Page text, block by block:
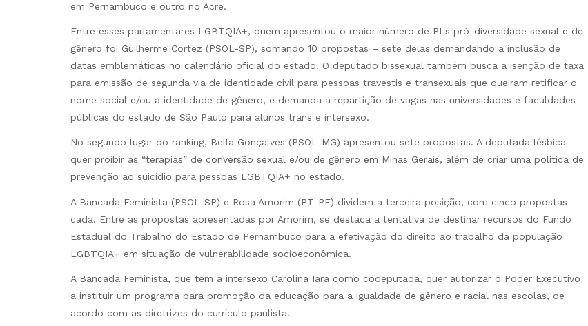
em Pernambuco e outro no Acre.
Entre esses parlamentares LGBTQIA+, quem apresentou o maior número de PLs pró-diversidade sexual e de
gênero foi Guilherme Cortez (PSOL-SP), somando 10 propostas – sete delas demandando a inclusão de
datas emblemáticas no calendário oficial do estado. O deputado bissexual também busca a isenção de taxa
para emissão de segunda via de identidade civil para pessoas travestis e transexuais que queiram retificar o
nome social e/ou a identidade de gênero, e demanda a repartição de vagas nas universidades e faculdades
públicas do estado de São Paulo para alunos trans e intersexo.
No segundo lugar do ranking, Bella Gonçalves (PSOL-MG) apresentou sete propostas. A deputada lésbica
quer proibir as “terapias” de conversão sexual e/ou de gênero em Minas Gerais, além de criar uma política de
prevenção ao suicídio para pessoas LGBTQIA+ no estado.
A Bancada Feminista (PSOL-SP) e Rosa Amorim (PT-PE) dividem a terceira posição, com cinco propostas
cada. Entre as propostas apresentadas por Amorim, se destaca a tentativa de destinar recursos do Fundo
Estadual do Trabalho do Estado de Pernambuco para a efetivação do direito ao trabalho da população
LGBTQIA+ em situação de vulnerabilidade socioeconômica.
A Bancada Feminista, que tem a intersexo Carolina Iara como codeputada, quer autorizar o Poder Executivo
a instituir um programa para promoção da educação para a igualdade de gênero e racial nas escolas, de
acordo com as diretrizes do currículo paulista.